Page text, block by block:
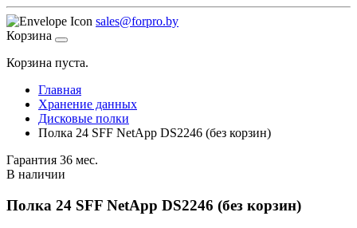
sales@forpro.by
Корзина
Корзина пуста.
Главная
Хранение данных
Дисковые полки
Полка 24 SFF NetApp DS2246 (без корзин)
Гарантия 36 мес.
В наличии
Полка 24 SFF NetApp DS2246 (без корзин)